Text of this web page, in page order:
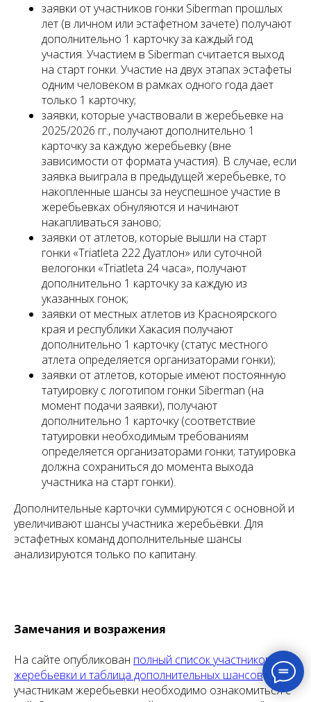
заявки от участников гонки Siberman прошлых
лет (в личном или эстафетном зачете) получают
дополнительно 1 карточку за каждый год
участия. Участием в Siberman считается выход
на старт гонки. Участие на двух этапах эстафеты
одним человеком в рамках одного года дает
только 1 карточку;
заявки, которые участвовали в жеребьевке на
2025/2026 гг., получают дополнительно 1
карточку за каждую жеребьевку (вне
зависимости от формата участия). В случае, если
заявка выиграла в предыдущей жеребьевке, то
накопленные шансы за неуспешное участие в
жеребьевках обнуляются и начинают
накапливаться заново;
заявки от атлетов, которые вышли на старт
гонки «Triatleta 222 Дуатлон» или суточной
велогонки «Triatleta 24 часа», получают
дополнительно 1 карточку за каждую из
указанных гонок;
заявки от местных атлетов из Красноярского
края и республики Хакасия получают
дополнительно 1 карточку (статус местного
атлета определяется организаторами гонки);
заявки от атлетов, которые имеют постоянную
татуировку с логотипом гонки Siberman (на
момент подачи заявки), получают
дополнительно 1 карточку (соответствие
татуировки необходимым требованиям
определяется организаторами гонки; татуировка
должна сохраниться до момента выхода
участника на старт гонки).
Дополнительные карточки суммируются с основной и
увеличивают шансы участника жеребьёвки. Для
эстафетных команд дополнительные шансы
анализируются только по капитану.
Замечания и возражения
На сайте опубликован полный список участников
жеребьевки и таблица дополнительных шансов. Всем
участникам жеребьевки необходимо ознакомиться с